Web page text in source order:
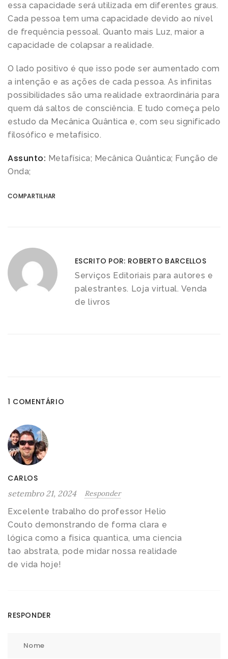
essa capacidade será utilizada em diferentes graus.
Cada pessoa tem uma capacidade devido ao nível
de frequência pessoal. Quanto mais Luz, maior a
capacidade de colapsar a realidade.
O lado positivo é que isso pode ser aumentado com
a intenção e as ações de cada pessoa. As infinitas
possibilidades são uma realidade extraordinária para
quem dá saltos de consciência. E tudo começa pelo
estudo da Mecânica Quântica e, com seu significado
filosófico e metafísico.
Assunto: Metafísica; Mecânica Quântica; Função de
Onda;
COMPARTILHAR
ESCRITO POR: ROBERTO BARCELLOS
Serviços Editoriais para autores e
palestrantes. Loja virtual. Venda
de livros
1 COMENTÁRIO
CARLOS
setembro 21, 2024
Responder
Excelente trabalho do professor Helio
Couto demonstrando de forma clara e
lógica como a fisica quantica, uma ciencia
tao abstrata, pode midar nossa realidade
de vida hoje!
RESPONDER